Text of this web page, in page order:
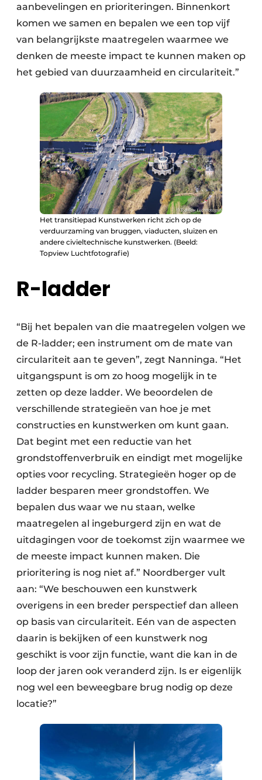
aanbevelingen en prioriteringen. Binnenkort
komen we samen en bepalen we een top vijf
van belangrijkste maatregelen waarmee we
denken de meeste impact te kunnen maken op
het gebied van duurzaamheid en circulariteit.”
Het transitiepad Kunstwerken richt zich op de
verduurzaming van bruggen, viaducten, sluizen en
andere civieltechnische kunstwerken. (Beeld:
Topview Luchtfotografie)
R-ladder
“Bij het bepalen van die maatregelen volgen we
de R-ladder; een instrument om de mate van
circulariteit aan te geven”, zegt Nanninga. “Het
uitgangspunt is om zo hoog mogelijk in te
zetten op deze ladder. We beoordelen de
verschillende strategieën van hoe je met
constructies en kunstwerken om kunt gaan.
Dat begint met een reductie van het
grondstoffenverbruik en eindigt met mogelijke
opties voor recycling. Strategieën hoger op de
ladder besparen meer grondstoffen. We
bepalen dus waar we nu staan, welke
maatregelen al ingeburgerd zijn en wat de
uitdagingen voor de toekomst zijn waarmee we
de meeste impact kunnen maken. Die
prioritering is nog niet af.” Noordberger vult
aan: “We beschouwen een kunstwerk
overigens in een breder perspectief dan alleen
op basis van circulariteit. Eén van de aspecten
daarin is bekijken of een kunstwerk nog
geschikt is voor zijn functie, want die kan in de
loop der jaren ook veranderd zijn. Is er eigenlijk
nog wel een beweegbare brug nodig op deze
locatie?”